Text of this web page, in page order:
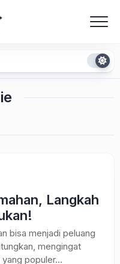
Langkah
bisa menjadi peluang
mengingat
populer...